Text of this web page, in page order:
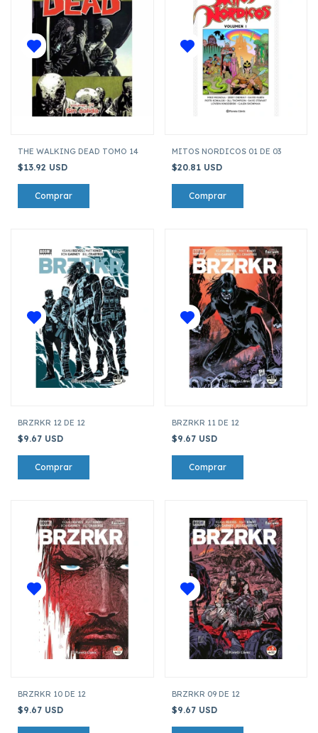
THE WALKING DEAD TOMO 14
$13.92 USD
MITOS NORDICOS 01 DE 03
$20.81 USD
BRZRKR 12 DE 12
$9.67 USD
BRZRKR 11 DE 12
$9.67 USD
BRZRKR 10 DE 12
$9.67 USD
BRZRKR 09 DE 12
$9.67 USD